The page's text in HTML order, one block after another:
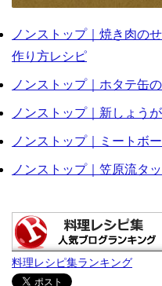
ノンストップ｜焼き肉の
作り方レシピ
ノンストップ｜ホタテ缶
ノンストップ｜新しょう
ノンストップ｜ミートボ
ノンストップ｜笠原流タ
料理レシピ集ランキング